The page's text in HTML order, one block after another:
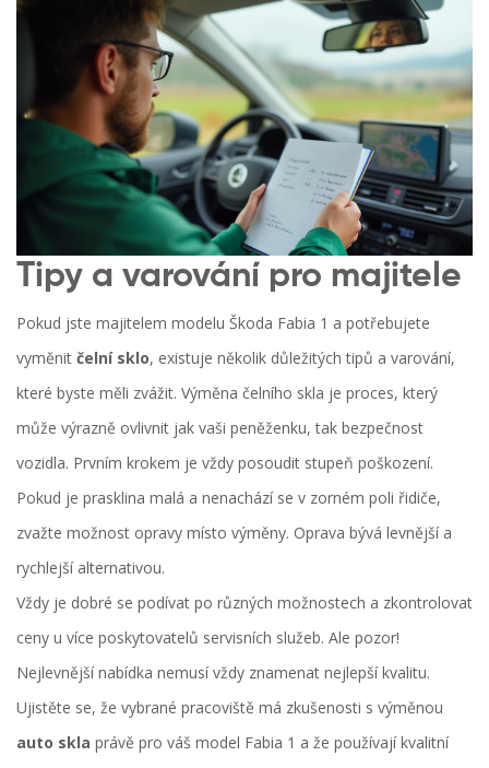
Tipy a varování pro majitele
Pokud jste majitelem modelu Škoda Fabia 1 a potřebujete
vyměnit čelní sklo, existuje několik důležitých tipů a varování,
které byste měli zvážit. Výměna čelního skla je proces, který
může výrazně ovlivnit jak vaši peněženku, tak bezpečnost
vozidla. Prvním krokem je vždy posoudit stupeň poškození.
Pokud je prasklina malá a nenachází se v zorném poli řidiče,
zvažte možnost opravy místo výměny. Oprava bývá levnější a
rychlejší alternativou.
Vždy je dobré se podívat po různých možnostech a zkontrolovat
ceny u více poskytovatelů servisních služeb. Ale pozor!
Nejlevnější nabídka nemusí vždy znamenat nejlepší kvalitu.
Ujistěte se, že vybrané pracoviště má zkušenosti s výměnou
auto skla právě pro váš model Fabia 1 a že používají kvalitní